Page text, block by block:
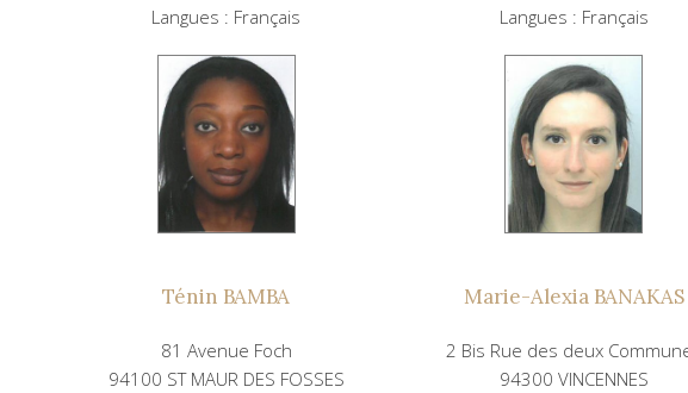
Langues : Français Langues : Français
Ténin BAMBA
81 Avenue Foch
94100 ST MAUR DES FOSSES
Marie-Alexia BANAKAS
2 Bis Rue des deux
94300 VINCENNES